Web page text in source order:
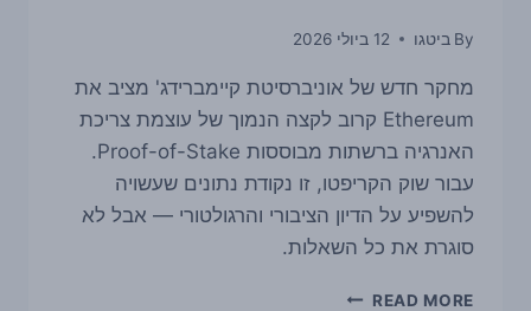
By ביטגו 12 ביולי 2026
מחקר חדש של אוניברסיטת קיימברידג' מציב את
Ethereum קרוב לקצה הנמוך של עוצמת צריכת
האנרגיה ברשתות מבוססות Proof-of-Stake.
עבור שוק הקריפטו, זו נקודת נתונים שעשויה
להשפיע על הדיון הציבורי והרגולטורי — אבל לא
סוגרת את כל השאלות.
READ MORE מחקר